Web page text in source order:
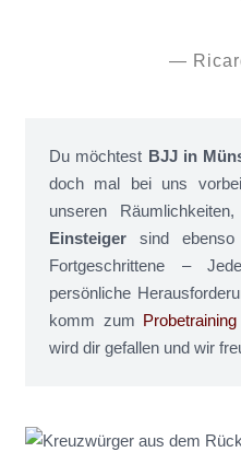
Du möchtest BJJ in
doch mal bei uns
unseren
Einsteiger sind ebenso
Fortgeschrittene –
persönliche
komm zum Probetraining
wird dir gefallen und wir